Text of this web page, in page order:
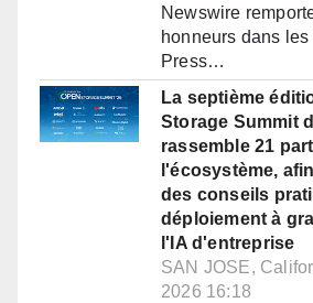
Newswire
honneurs dans
Press…
La septième
Storage Summit
rassemble 21
l'écosystème,
des conseils
déploiement à
l'IA d'entreprise
SAN JOSE,
2026 16:18